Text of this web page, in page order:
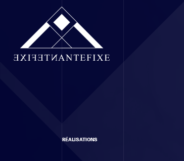
RÉALISATIONS